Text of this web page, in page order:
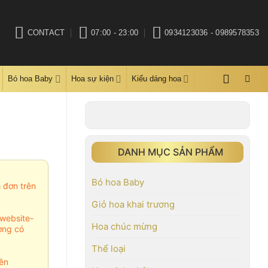
CONTACT 07:00 - 23:00 0934123036 - 0989578353
Bó hoa Baby Hoa sự kiện Kiểu dáng hoa
DANH MỤC SẢN PHẨM
Bó hoa Baby
Giỏ hoa khai trương
Hoa chúc mừng
Thể loại
đơn trên
có